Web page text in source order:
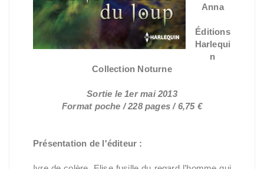
Anna
Éditions
Harlequi
n
Collection Noturne
Sortie le 1er mai 2013
Format poche / 228 pages / 6,75 €
Présentation de l'éditeur :